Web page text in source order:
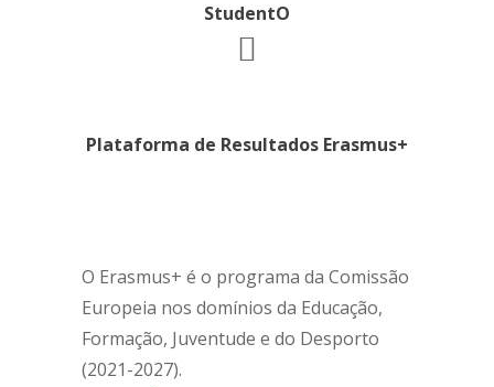
StudentO
Plataforma de Resultados Erasmus+
O Erasmus+ é o programa da Comissão
Europeia nos domínios da Educação,
Formação, Juventude e do Desporto
(2021-2027).